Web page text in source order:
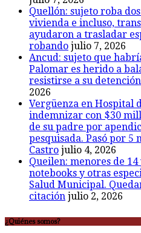
Quellón: sujeto roba
vivienda e incluso,
ayudaron a trasladar
robando julio 7, 2026
Ancud: sujeto que
Palomar es herido a
resistirse a su
2026
Vergüenza en Hospital
indemnizar con $30
de su padre por
pesquisada. Pasó por 5
Castro julio 4, 2026
Queilen: menores de
notebooks y otras
Salud Municipal.
citación julio 2, 2026
¿Quiénes somos?